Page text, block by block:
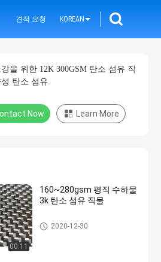
견적 요청 KOREAN
을 위한 12K 300GSM 탄소 섬유 직
탄소 섬유
Now Learn More
00:11
160~280gsm 평직 수하물
3k 탄소 섬유 직물
탄소 섬유 직물
2020-12-30